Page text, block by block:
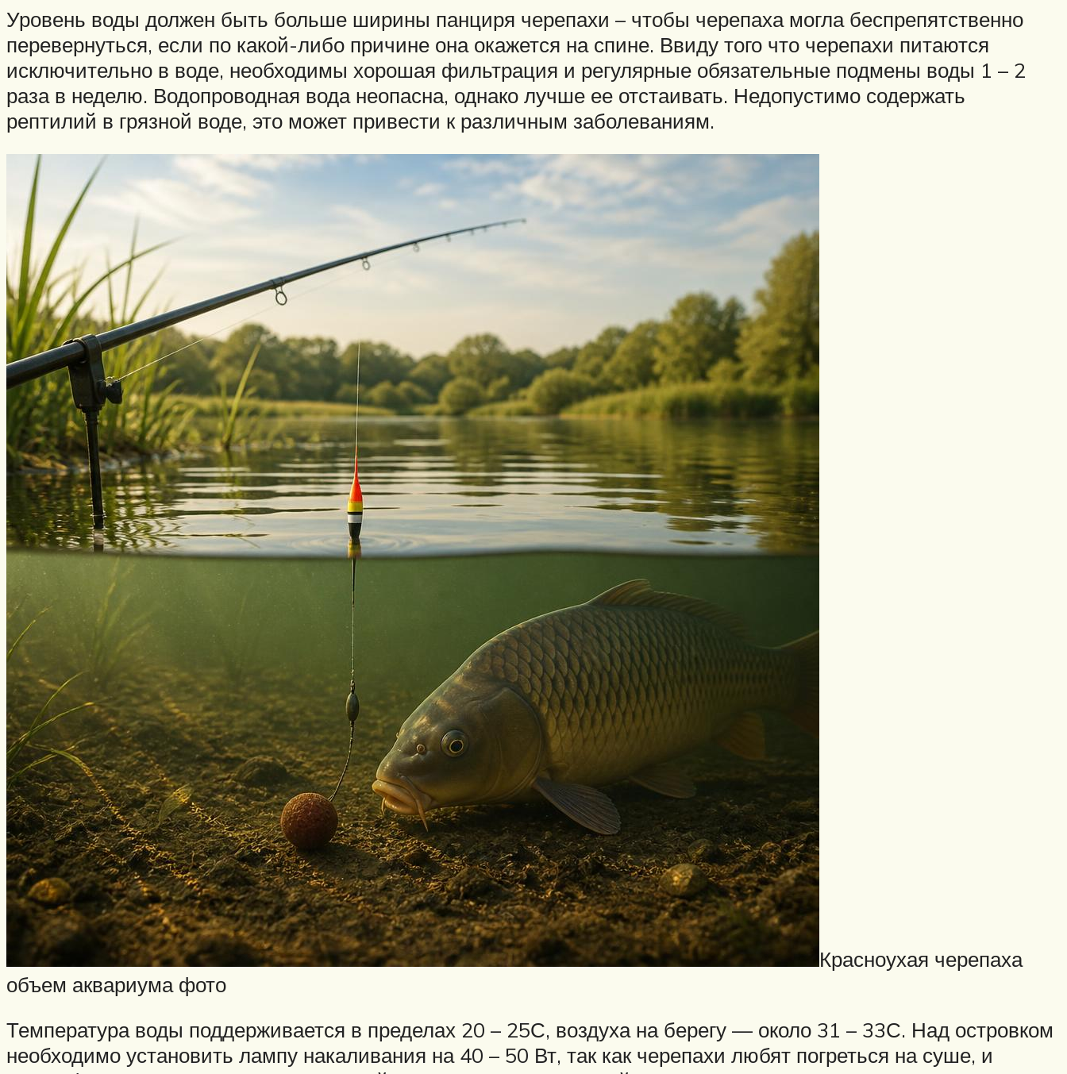
Уровень воды должен быть больше ширины панциря черепахи – чтобы черепаха могла беспрепятственно
перевернуться, если по какой-либо причине она окажется на спине. Ввиду того что черепахи питаются
исключительно в воде, необходимы хорошая фильтрация и регулярные обязательные подмены воды 1 – 2
раза в неделю. Водопроводная вода неопасна, однако лучше ее отстаивать. Недопустимо содержать
рептилий в грязной воде, это может привести к различным заболеваниям.
Красноухая черепаха
объем аквариума фото
Температура воды поддерживается в пределах 20 – 25С, воздуха на берегу — около 31 – 33С. Над островком
необходимо установить лампу накаливания на 40 – 50 Вт, так как черепахи любят погреться на суше, и